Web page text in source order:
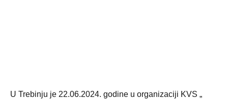
U Trebinju je 22.06.2024. godine u organizaciji KVS „